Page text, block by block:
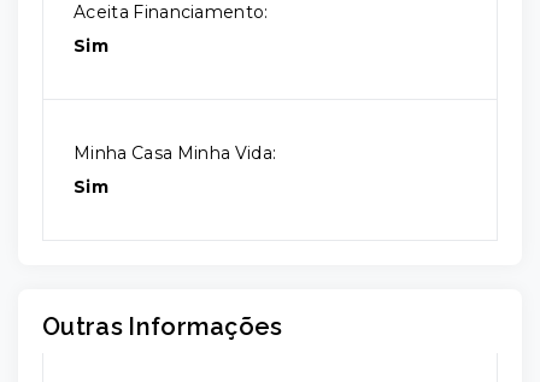
Aceita Financiamento:
Sim
Minha Casa Minha Vida:
Sim
Outras Informações